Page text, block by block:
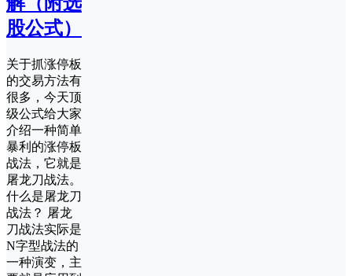
股公式）
关于抓涨停板
的交易方法有
很多，今天顶
级公式给大家
介绍一种简单
暴利的涨停板
战法，它就是
屠龙刀战法。
什么是屠龙刀
战法？ 屠龙
刀战法实际是
N字型战法的
一种演变，主